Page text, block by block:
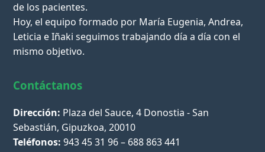
de los pacientes.
Hoy, el equipo formado por María Eugenia, Andrea,
Leticia e Iñaki seguimos trabajando día a día con el
mismo objetivo.
Contáctanos
Dirección: Plaza del Sauce, 4 Donostia - San
Sebastián, Gipuzkoa, 20010
Teléfonos: 943 45 31 96 – 688 863 441